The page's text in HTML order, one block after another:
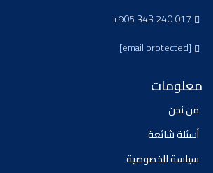
+905 343 240 017
[email protected]
معلومات
من نحن
أسئلة شائعة
سياسة الخصوصية